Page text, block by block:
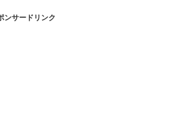
ンサードリンク